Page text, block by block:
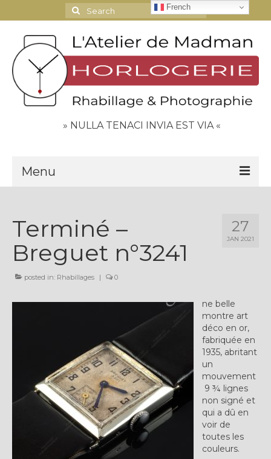
Search
for:
» NULLA TENACI INVIA EST VIA «
Menu
Contact
Espace Clients
Plus…
Sur l’Établi 2011 – 2022
Marques Suisses du XXe siècle
Grands Horlogers
Abraham-Louis Breguet
Christian Gottfried Hahn
Jean-Antoine Lépine
Dossiers constructeur
27
JAN 2021
Terminé –
Breguet n°3241
posted in: Rhabillages | 0
ne belle
montre art
déco en or,
fabriquée en
1935, abritant
un
mouvement
9 ¾ lignes
non signé et
qui a dû en
voir de
toutes les
couleurs.
French